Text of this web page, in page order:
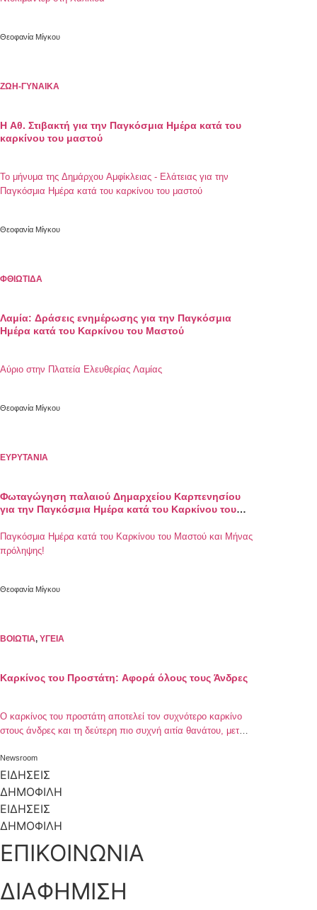
Θεοφανία Μίγκου
ΖΩΗ-ΓΥΝΑΙΚΑ
Η Αθ. Στιβακτή για την Παγκόσμια Ημέρα κατά του
καρκίνου του μαστού
Το μήνυμα της Δημάρχου Αμφίκλειας - Ελάτειας για την
Παγκόσμια Ημέρα κατά του καρκίνου του μαστού
Θεοφανία Μίγκου
ΦΘΙΩΤΙΔΑ
Λαμία: Δράσεις ενημέρωσης για την Παγκόσμια
Ημέρα κατά του Καρκίνου του Μαστού
Αύριο στην Πλατεία Ελευθερίας Λαμίας
Θεοφανία Μίγκου
ΕΥΡΥΤΑΝΙΑ
Φωταγώγηση παλαιού Δημαρχείου Καρπενησίου
για την Παγκόσμια Ημέρα κατά του Καρκίνου του
Παγκόσμια Ημέρα κατά του Καρκίνου του Μαστού και Μήνας
πρόληψης!
Θεοφανία Μίγκου
ΒΟΙΩΤΙΑ, ΥΓΕΙΑ
Καρκίνος του Προστάτη: Αφορά όλους τους Άνδρες
Ο καρκίνος του προστάτη αποτελεί τον συχνότερο καρκίνο
στους άνδρες και τη δεύτερη πιο συχνή αιτία θανάτου, μετά
μετά το 1990 οφείλεται αφενός στην αύξηση του μέσου όρου
ζωής των ανδρών κι αφετέρου στην εξέλιξη των
διαγνωστικών μέσων σε συνδυασμό με την ευαισθητοποίηση
Newsroom
ΕΙΔΗΣΕΙΣ
ΔΗΜΟΦΙΛΗ
ΕΙΔΗΣΕΙΣ
ΔΗΜΟΦΙΛΗ
ΕΠΙΚΟΙΝΩΝΙΑ
ΔΙΑΦΗΜΙΣΗ